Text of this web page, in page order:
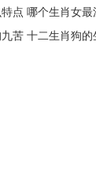
点 哪个生肖女
苦 十二生肖狗